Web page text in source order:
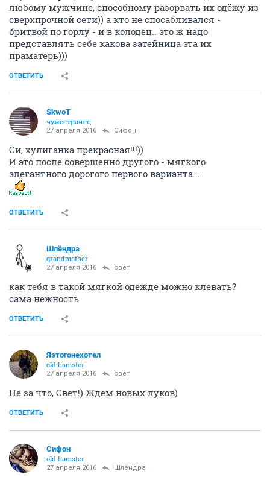
любому мужчине, способному разорвать их одёжу из
сверхпрочной сети)) а кто не спосабливался -
бритвой по горлу - и в колодец.. это ж надо
представлять себе какова затейница эта их
праматерь)))
ОТВЕТИТЬ
SkwоT
чужестранец
27 апреля 2016 Сифон
Си, хулиганка прекрасная!!!))
И это после совершенно другого - мягкого
элегантного дорогого первого варианта...
ОТВЕТИТЬ
Шлёндра
grandmother
27 апреля 2016 свет
как тебя в такой мягкой одежде можно клевать?
сама нежность
ОТВЕТИТЬ
Яэтогонехотел
old hamster
27 апреля 2016 свет
Не за что, Свет!) Ждем новых луков)
ОТВЕТИТЬ
Сифон
old hamster
27 апреля 2016 Шлёндра